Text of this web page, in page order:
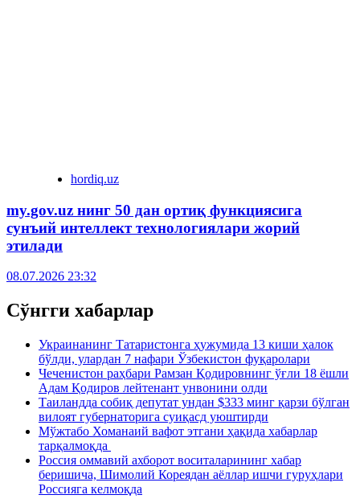
hordiq.uz
my.gov.uz нинг 50 дан ортиқ функциясига
сунъий интеллект технологиялари жорий
этилади
08.07.2026 23:32
Сўнгги хабарлар
Украинанинг Татаристонга ҳужумида 13 киши ҳалок
бўлди, улардан 7 нафари Ўзбекистон фуқаролари
Чеченистон раҳбари Рамзан Қодировнинг ўғли 18 ёшли
Адам Қодиров лейтенант унвонини олди
Таиландда собиқ депутат ундан $333 минг қарзи бўлган
вилоят губернаторига суиқасд уюштирди
Мўжтабо Хоманаий вафот этгани ҳақида хабарлар
тарқалмоқда
Россия оммавий ахборот воситаларининг хабар
беришича, Шимолий Кореядан аёллар ишчи гуруҳлари
Россияга келмоқда